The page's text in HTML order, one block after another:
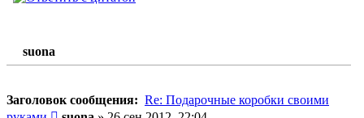
suona
Заголовок сообщения: Re: Подарочные коробки своими
Сообщение